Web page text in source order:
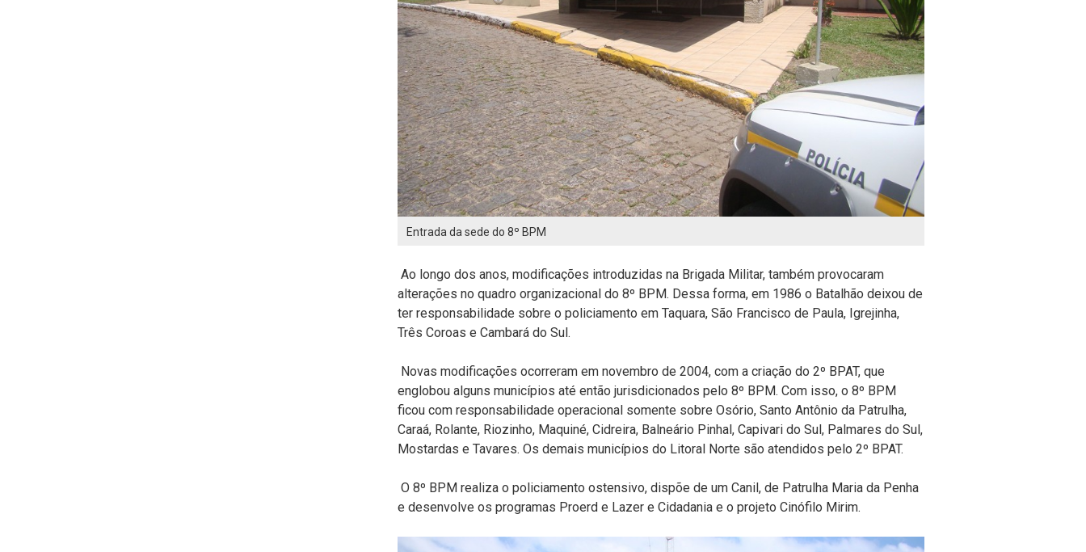
Entrada da sede do 8º BPM
Ao longo dos anos, modificações introduzidas na Brigada Militar, também provocaram
alterações no quadro organizacional do 8º BPM. Dessa forma, em 1986 o Batalhão deixou de
ter responsabilidade sobre o policiamento em Taquara, São Francisco de Paula, Igrejinha,
Três Coroas e Cambará do Sul.
Novas modificações ocorreram em novembro de 2004, com a criação do 2º BPAT, que
englobou alguns municípios até então jurisdicionados pelo 8º BPM. Com isso, o 8º BPM
ficou com responsabilidade operacional somente sobre Osório, Santo Antônio da Patrulha,
Caraá, Rolante, Riozinho, Maquiné, Cidreira, Balneário Pinhal, Capivari do Sul, Palmares do Sul,
Mostardas e Tavares. Os demais municípios do Litoral Norte são atendidos pelo 2º BPAT.
O 8º BPM realiza o policiamento ostensivo, dispõe de um Canil, de Patrulha Maria da Penha
e desenvolve os programas Proerd e Lazer e Cidadania e o projeto Cinófilo Mirim.